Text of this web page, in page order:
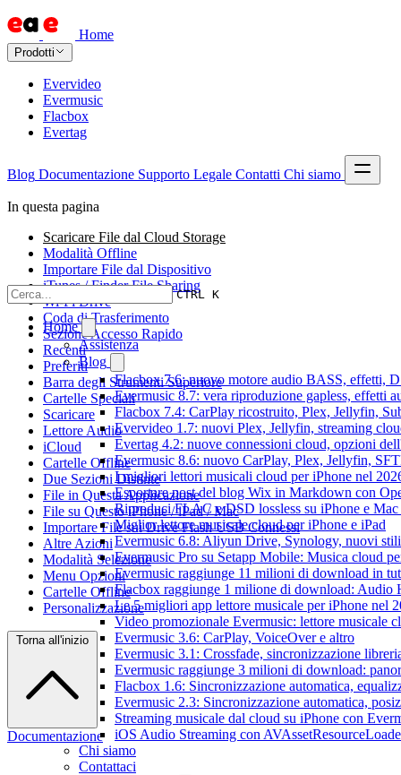
Home
Prodotti
Evervideo
Evermusic
Flacbox
Evertag
Blog Documentazione Supporto Legale Contatti Chi siamo
CTRL K
Home
Assistenza
Blog
Flacbox 7.6: nuovo motore audio BASS, effetti,
Evermusic 8.7: vera riproduzione gapless, effetti
Flacbox 7.4: CarPlay ricostruito, Plex, Jellyfin,
Evervideo 1.7: nuovi Plex, Jellyfin, streaming
Evertag 4.2: nuove connessioni cloud, opzioni
Evermusic 8.6: nuovo CarPlay, Plex, Jellyfin,
I migliori lettori musicali cloud per iPhone nel
Esportare post del blog Wix in Markdown con
Riproduci FLAC e DSD lossless su iPhone e
Miglior lettore musicale cloud per iPhone e iPad
Evermusic 6.8: Aliyun Drive, Synology, nuovi
Evermusic Pro su Setapp Mobile: Musica cloud
Evermusic raggiunge 11 milioni di download in
Flacbox raggiunge 1 milione di download: Audio
Le 5 migliori app lettore musicale per iPhone nel
Video promozionale Evermusic: lettore musicale
Evermusic 3.6: CarPlay, VoiceOver e altro
Evermusic 3.1: Crossfade, sincronizzazione
Evermusic raggiunge 3 milioni di download:
Flacbox 1.6: Sincronizzazione automatica,
Evermusic 2.3: Sincronizzazione automatica,
Streaming musicale dal cloud su iPhone con
iOS Audio Streaming con
Chi siamo
Contattaci
In questa pagina
Scaricare File dal Cloud Storage
Modalità Offline
Importare File dal Dispositivo
iTunes / Finder File Sharing
Wi-Fi Drive
Coda di Trasferimento
Sezione Accesso Rapido
Recenti
Preferiti
Barra degli Strumenti Superiore
Cartelle Speciali
Scaricare
Lettore Audio
iCloud
Cartelle Offline
Due Sezioni Distinte
File in Questa Applicazione
File su Questo iPhone / iPad / Mac
Importare File sui Drive Flash USB Connessi
Altre Azioni
Modalità Selezione
Menu Opzioni
Cartelle Offline
Personalizzazione
Torna all'inizio
Documentazione